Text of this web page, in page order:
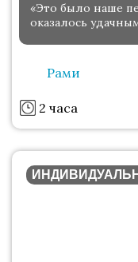
«Это было наше
оказалось
Рами
2 часа